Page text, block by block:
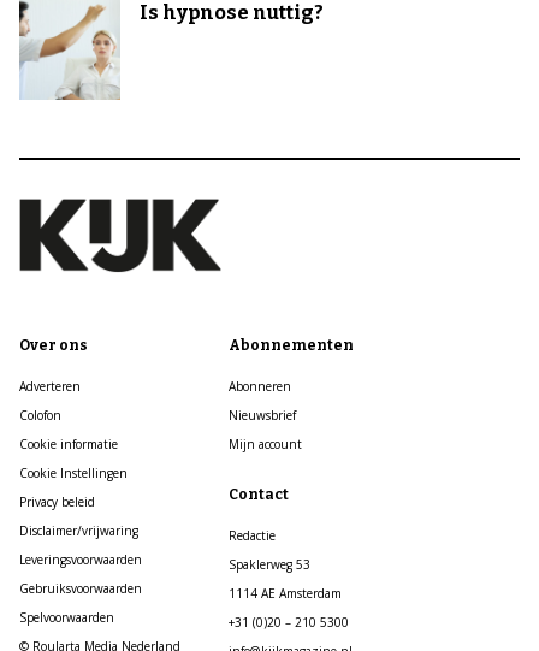
Is hypnose nuttig?
Over ons
Adverteren
Colofon
Cookie informatie
Cookie Instellingen
Privacy beleid
Disclaimer/vrijwaring
Leveringsvoorwaarden
Gebruiksvoorwaarden
Spelvoorwaarden
© Roularta Media Nederland
Abonnementen
Abonneren
Nieuwsbrief
Mijn account
Contact
Redactie
Spaklerweg 53
1114 AE Amsterdam
+31 (0)20 – 210 5300